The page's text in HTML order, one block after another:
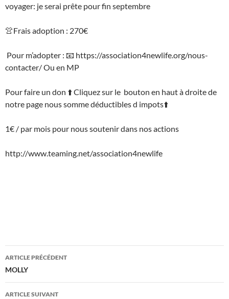
voyager: je serai prête pour fin septembre
👚Frais adoption : 270€
Pour m’adopter : 📧 https://association4newlife.org/nous-
contacter/ Ou en MP
Pour faire un don ⬆️ Cliquez sur le bouton en haut à droite de
notre page nous somme déductibles d impots⬆️
1€ / par mois pour nous soutenir dans nos actions
http://www.teaming.net/association4newlife
Navigation
des
articles
ARTICLE PRÉCÉDENT
MOLLY
ARTICLE SUIVANT